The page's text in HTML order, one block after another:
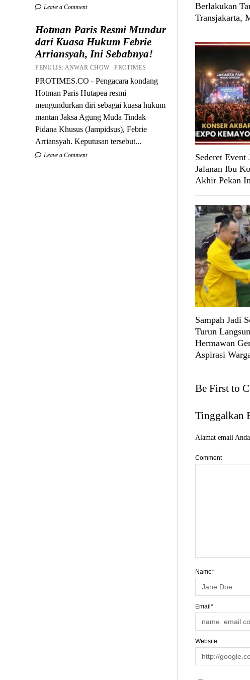
Leave a Comment
Hotman Paris Resmi Mundur
dari Kuasa Hukum Febrie
Arriansyah, Ini Sebabnya!
PENULIS: ANWAR CHOW PROTIMES
PROTIMES.CO - Pengacara kondang
Hotman Paris Hutapea resmi
mengundurkan diri sebagai kuasa hukum
mantan Jaksa Agung Muda Tindak
Pidana Khusus (Jampidsus), Febrie
Arriansyah. Keputusan tersebut...
Leave a Comment
Berlakukan
Transjakarta,
Sederet Event
Jalanan Ibu
Akhir Pekan
Sampah Jadi
Turun
Hermawan
Aspirasi
Be First to
Tinggalkan
Alamat email
Comment
Name*
Email*
Website